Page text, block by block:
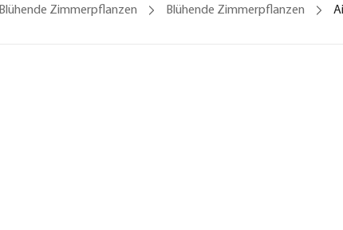
Blühende Zimmerpflanzen Blühende Zimmerpflanzen